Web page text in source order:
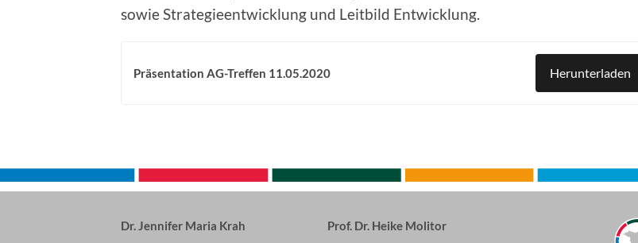
sowie Strategieentwicklung und Leitbild Entwicklung.
Präsentation AG-Treffen 11.05.2020 Herunterladen
Dr. Jennifer Maria Krah Prof. Dr. Heike Molitor